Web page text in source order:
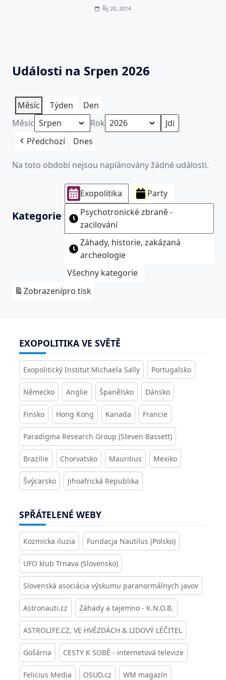
Říj 20, 2014
Události na Srpen 2026
Měsíc Týden
Den
Měsíc
Rok
Předchozí
Dnes
Na toto období nejsou naplánovány žádné události.
Kategorie
Exopolitika
Party
Psychotronické zbraně -
zacilování
Záhady, historie, zakázaná
archeologie
Všechny kategorie
Zobrazenípro tisk
EXOPOLITIKA VE SVĚTĚ
Exopolitický Institut Michaela Sally Portugalsko
Německo Anglie Španělsko Dánsko
Finsko Hong Kong Kanada Francie
Paradigma Research Group (Steven Bassett)
Brazílie Chorvatsko Mauritius Mexiko
Švýcarsko Jihoafrická Republika
SPŘÁTELENÉ WEBY
Kozmicka iluzia Fundacja Nautilus (Polsko)
UFO klub Trnava (Slovensko)
Slovenská asociácia výskumu paranormálnych javov
Astronauti.cz Záhady a tajemno - K.N.O.B.
ASTROLIFE.CZ, VE HVĚZDÁCH & LIDOVÝ LÉČITEL
Gošárna CESTY K SOBĚ - internetová televize
Felicius Media OSUD.cz WM magazín